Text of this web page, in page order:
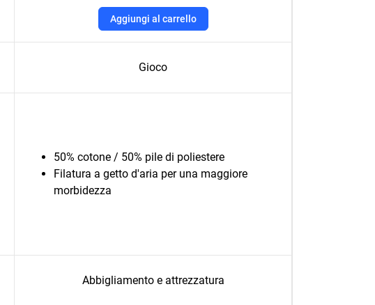
Aggiungi al carrello
Gioco
50% cotone / 50% pile di poliestere
Filatura a getto d'aria per una maggiore
morbidezza
Abbigliamento e attrezzatura